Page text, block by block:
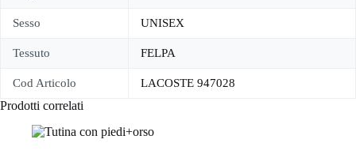
Sesso UNISEX
Tessuto FELPA
Cod Articolo LACOSTE 947028
Prodotti correlati